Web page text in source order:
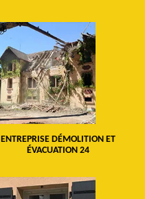
ENTREPRISE DÉMOLITION ET
ÉVACUATION 24